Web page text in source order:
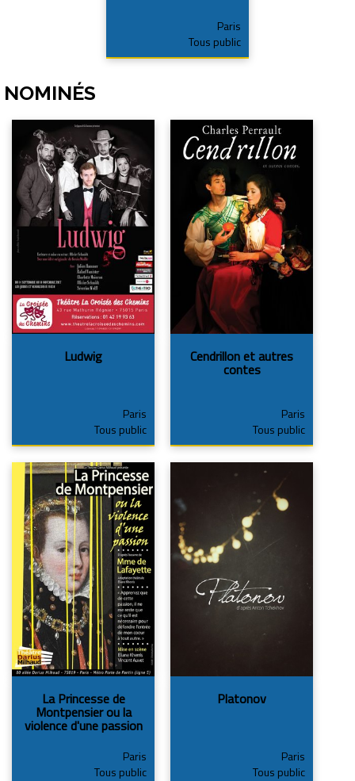
Paris
Tous public
NOMINÉS
Ludwig
Paris
Tous public
Cendrillon et autres
contes
Paris
Tous public
La Princesse de
Montpensier ou la
violence d'une passion
Paris
Tous public
Platonov
Paris
Tous public